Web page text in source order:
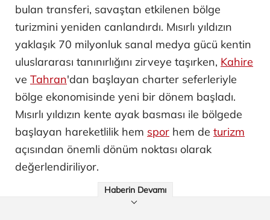
bulan transferi, savaştan etkilenen bölge
turizmini yeniden canlandırdı. Mısırlı yıldızın
yaklaşık 70 milyonluk sanal medya gücü kentin
uluslararası tanınırlığını zirveye taşırken, Kahire
ve Tahran'dan başlayan charter seferleriyle
bölge ekonomisinde yeni bir dönem başladı.
Mısırlı yıldızın kente ayak basması ile bölgede
başlayan hareketlilik hem spor hem de turizm
açısından önemli dönüm noktası olarak
değerlendiriliyor.
Haberin Devamı